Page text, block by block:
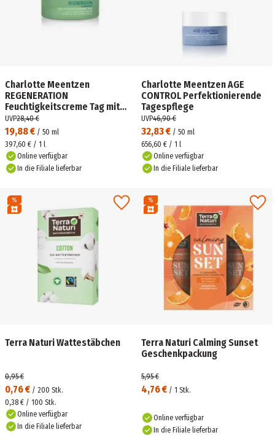
Charlotte Meentzen
REGENERATION
Feuchtigkeitscreme Tag mit
UV-Schutz
19,88 € / 50 ml
UVP28,40 €
397,60 € / 1 l
Online verfügbar
In die Filiale lieferbar
Charlotte Meentzen AGE
CONTROL Perfektionierende
Tagespflege
32,83 € / 50 ml
UVP46,90 €
656,60 € / 1 l
Online verfügbar
In die Filiale lieferbar
Terra Naturi Wattestäbchen
0,76 € / 200 Stk.
0,95 €
0,38 € / 100 Stk.
Online verfügbar
In die Filiale lieferbar
Terra Naturi Calming Sunset
Geschenkpackung
4,76 € / 1 Stk.
5,95 €
Online verfügbar
In die Filiale lieferbar